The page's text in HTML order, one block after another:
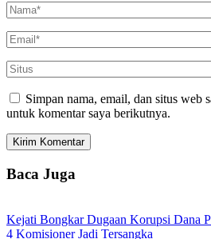
Simpan nama, email, dan situs web
untuk komentar saya berikutnya.
Baca Juga
Kejati Bongkar Dugaan Korupsi Dana
4 Komisioner Jadi Tersangka